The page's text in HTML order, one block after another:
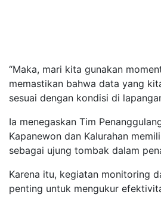
“Maka, mari kita gunakan
memastikan bahwa data yang
sesuai dengan kondisi di
Ia menegaskan Tim
Kapanewon dan Kalurahan
sebagai ujung tombak dalam
Karena itu, kegiatan monitoring
penting untuk mengukur